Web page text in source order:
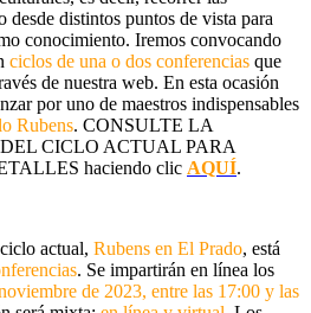
desde distintos puntos de vista para
conocimiento. Iremos convocando
ciclos de una o dos conferencias que
de nuestra web. En esta ocasión
por uno de maestros indispensables
Rubens. CONSULTE LA
CICLO ACTUAL PARA
haciendo clic AQUÍ.
actual, Rubens en El Prado, está
. Se impartirán en línea los
de 2023, entre las 17:00 y las